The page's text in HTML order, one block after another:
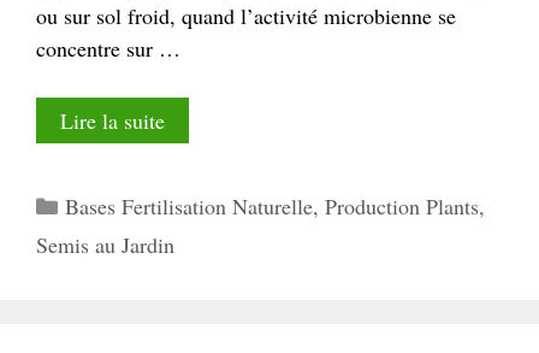
ou sur sol froid, quand l’activité microbienne se
concentre sur …
Lire la suite
Catégories
Bases Fertilisation Naturelle, Production Plants,
Semis au Jardin